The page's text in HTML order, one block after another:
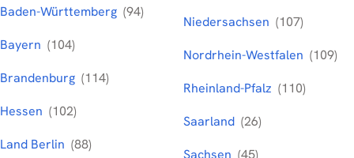
Baden-Württemberg (94)
Bayern (104)
Brandenburg (114)
Hessen (102)
Land Berlin (88)
Niedersachsen (107)
Nordrhein-Westfalen (109)
Rheinland-Pfalz (110)
Saarland (26)
Sachsen (45)